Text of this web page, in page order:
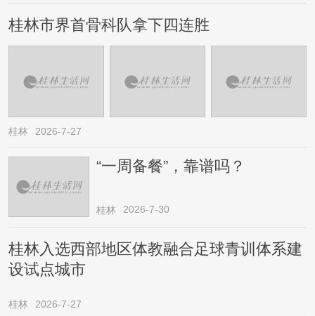
桂林市界首骨科队拿下四连胜
桂林 2026-7-27
“一周备餐”，靠谱吗？
桂林 2026-7-30
桂林入选西部地区体教融合足球青训体系建
设试点城市
桂林 2026-7-27